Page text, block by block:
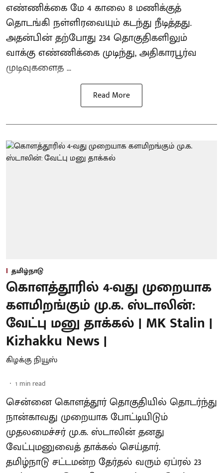
எண்ணிக்கை மே 4 காலை 8 மணிக்குத்
தொடங்கி நள்ளிரவையும் கடந்து நீடித்தது.
அதன்பின் தற்போது 234 தொகுதிகளிலும்
வாக்கு எண்ணிக்கை முடிந்து, அதிகாரபூர்வ
முடிவுகளைத ...
Read More
தமிழ்நாடு
கொளத்தூரில் 4-வது முறையாக
களமிறங்கும் மு.க. ஸ்டாலின்:
வேட்பு மனு தாக்கல் | MK Stalin |
Kizhakku News |
கிழக்கு நியூஸ்
1 min read
சென்னை கொளத்தூர் தொகுதியில் தொடர்ந்து
நான்காவது முறையாக போட்டியிடும்
முதலமைச்சர் மு.க. ஸ்டாலின் தனது
வேட்புமனுவைத் தாக்கல் செய்தார்.
தமிழ்நாடு சட்டமன்ற தேர்தல் வரும் ஏப்ரல் 23